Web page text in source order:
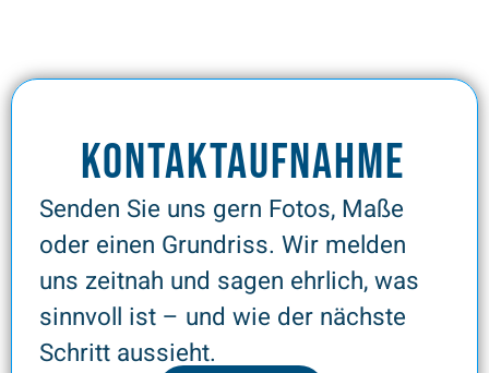
Kontaktaufnahme
Senden Sie uns gern Fotos, Maße
oder einen Grundriss. Wir melden
uns zeitnah und sagen ehrlich, was
sinnvoll ist – und wie der nächste
Schritt aussieht.